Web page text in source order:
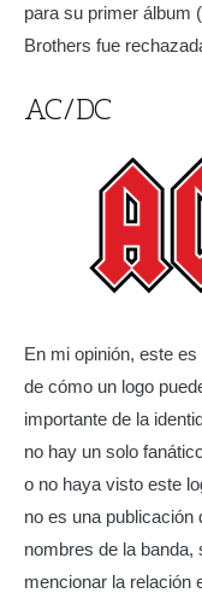
para su primer álbum
Brothers fue
AC/DC
En mi opinión, este
de cómo un logo
importante de la
no hay un solo
o no haya visto este
no es una publicación
nombres de la
mencionar la relación